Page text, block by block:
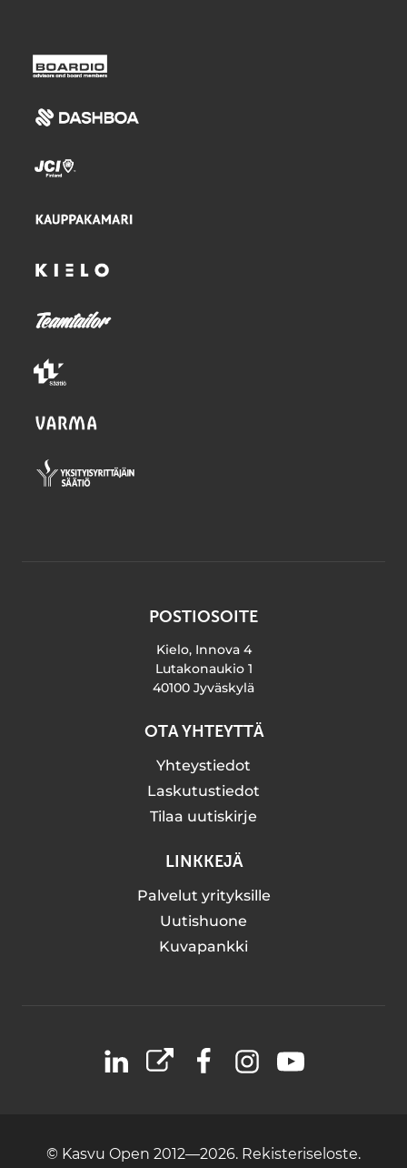
POSTIOSOITE
Kielo, Innova 4
Lutakonaukio 1
40100 Jyväskylä
OTA YHTEYTTÄ
Yhteystiedot
Laskutustiedot
Tilaa uutiskirje
LINKKEJÄ
Palvelut yrityksille
Uutishuone
Kuvapankki
LinkedIn
X FacebookInstagramYouTube
© Kasvu Open 2012—2026. Rekisteriseloste.